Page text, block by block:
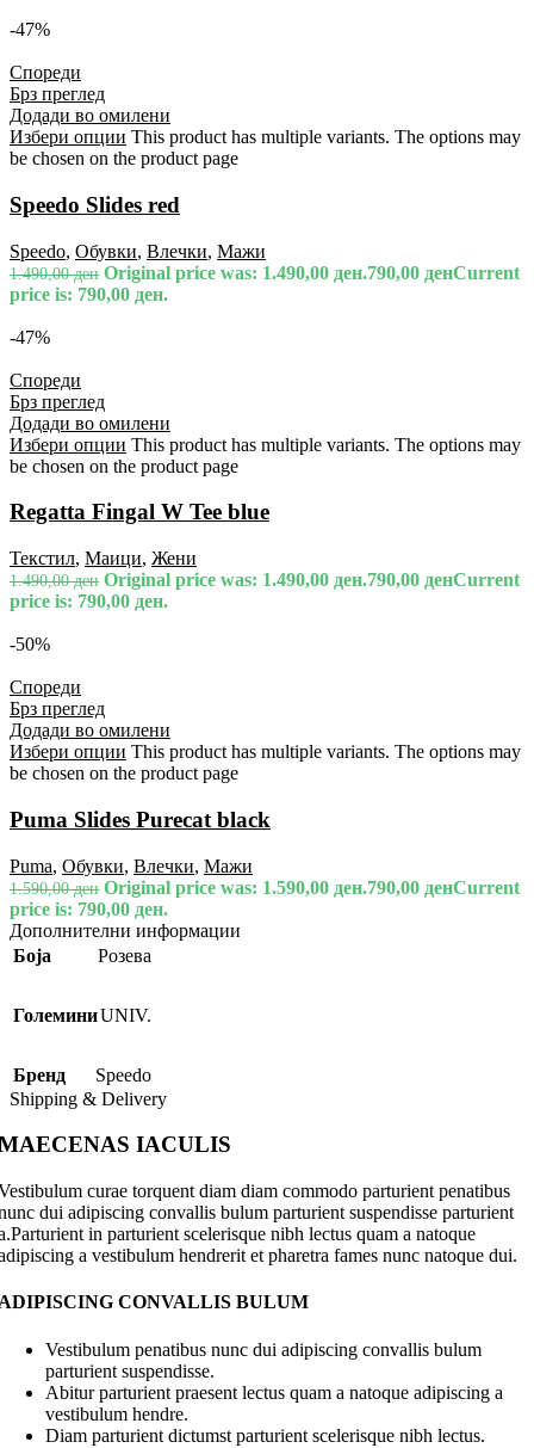
-47%
Спореди
Брз преглед
Додади во омилени
Избери опции This product has multiple variants. The options may
be chosen on the product page
Speedo Slides red
Speedo, Обувки, Влечки, Мажи
1.490,00ден Original price was: 1.490,00 ден.790,00 денCurrent
price is: 790,00 ден.
-47%
Спореди
Брз преглед
Додади во омилени
Избери опции This product has multiple variants. The options may
be chosen on the product page
Regatta Fingal W Tee blue
Текстил, Маици, Жени
1.490,00ден Original price was: 1.490,00 ден.790,00 денCurrent
price is: 790,00 ден.
-50%
Спореди
Брз преглед
Додади во омилени
Избери опции This product has multiple variants. The options may
be chosen on the product page
Puma Slides Purecat black
Puma, Обувки, Влечки, Мажи
1.590,00ден Original price was: 1.590,00 ден.790,00 денCurrent
price is: 790,00 ден.
Дополнителни информации
Боја
Розева
ГолеминиUNIV.
Бренд
Speedo
Shipping & Delivery
IACULIS
curae torquent diam diam commodo parturient penatibus
dui adipiscing convallis bulum parturient suspendisse parturient
in parturient scelerisque nibh lectus quam a natoque
a vestibulum hendrerit et pharetra fames nunc natoque dui.
CONVALLIS BULUM
Vestibulum penatibus nunc dui adipiscing convallis bulum
parturient suspendisse.
Abitur parturient praesent lectus quam a natoque adipiscing a
vestibulum hendre.
Diam parturient dictumst parturient scelerisque nibh lectus.